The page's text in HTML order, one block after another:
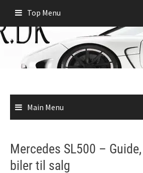
content
Top Menu
Main Menu
Mercedes SL500 –
biler til salg